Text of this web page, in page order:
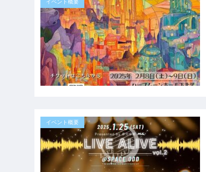
イベント概要
イベント概要